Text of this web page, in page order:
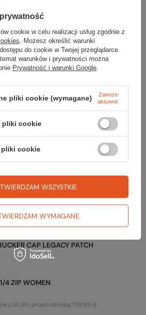
też na to:
FULL ZIP WOMEN
DOWN VEST WOMEN
z 30 dni przed obniżką:599,99 zł
lnem CHILO LONGSLEEVE WOMEN
z 30 dni przed obniżką:199,99 zł
CAP LEGACY PATCH
4 ZIP WOMEN
z 30 dni przed obniżką:139,99 zł
cookie w celu realizacji usług zgodnie z
. Możesz określić warunki
do cookie w Twojej przeglądarce.
warunków i prywatności można
Prywatność i warunki Google.
pliki cookie (wymagane)
Zawsze
aktywne
pliki cookie
pliki cookie
WYMAGANE
WSZYSTKIE